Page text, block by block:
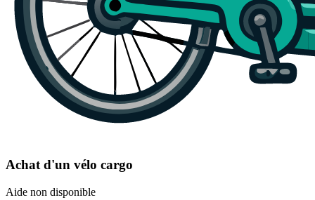
Achat d'un vélo cargo
Aide non disponible